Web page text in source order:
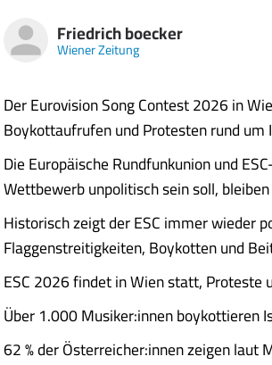
Friedrich boecker
Wiener Zeitung
Der Eurovision Song Contest 2026 in
Boykottaufrufen und Protesten rund um
Die Europäische Rundfunkunion und
Wettbewerb unpolitisch sein soll,
Historisch zeigt der ESC immer wieder
Flaggenstreitigkeiten, Boykotten und
ESC 2026 findet in Wien statt,
Über 1.000 Musiker:innen boykottieren
62 % der Österreicher:innen zeigen